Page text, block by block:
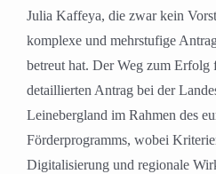
Julia Kaffeya, die zwar kein
komplexe und mehrstufige
betreut hat. Der Weg zum Erfolg
detaillierten Antrag bei der
Leinebergland im Rahmen des
Förderprogramms, wobei
Digitalisierung und regionale